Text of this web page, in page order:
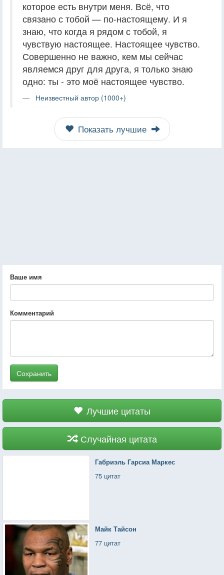
которое есть внутри меня. Всё, что
связано с тобой — по-настоящему. И я
знаю, что когда я рядом с тобой, я
чувствую настоящее. Настоящее чувство.
Совершенно не важно, кем мы сейчас
являемся друг для друга, я только знаю
одно: ты - это моё настоящее чувство.
Неизвестный автор (1000+)
Показать лучшие
Ваше имя
Комментарий
Сохранить
Лучшие цитаты
Случайная цитата
Габриэль Гарсиа Маркес
75 цитат
Майк Тайсон
77 цитат